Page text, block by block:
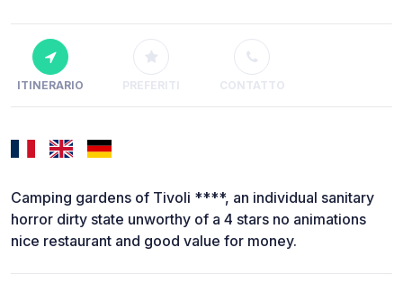
ITINERARIO PREFERITI CONTATTO
Camping gardens of Tivoli ****, an individual sanitary
horror dirty state unworthy of a 4 stars no animations
nice restaurant and good value for money.